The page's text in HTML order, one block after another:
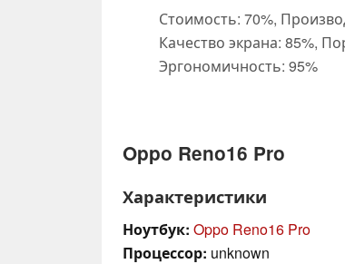
Стоимость: 70%,
Качество экрана: 85%,
Эргономичность: 95%
Oppo Reno16 Pro
Характеристики
Ноутбук: Oppo Reno16 Pro
Процессор: unknown